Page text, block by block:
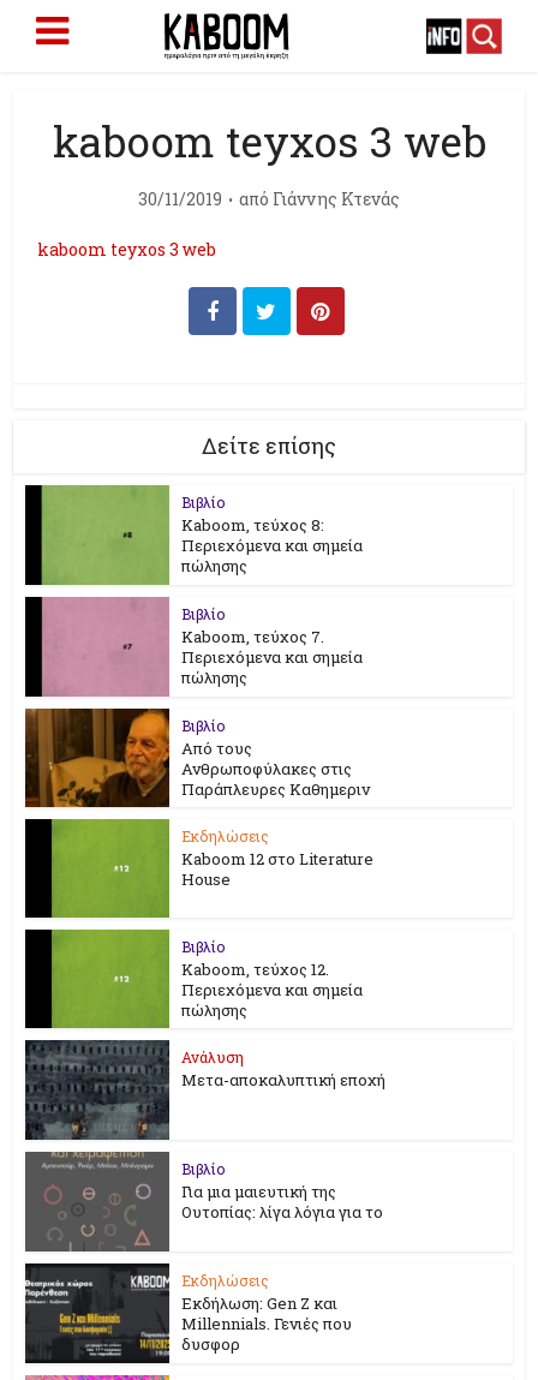
kaboom teyxos 3 web
30/11/2019 από Γιάννης Κτενάς
kaboom teyxos 3 web
Δείτε επίσης
Βιβλίο
Kaboom, τεύχος 8:
Περιεχόμενα και σημεία
πώλησης
Βιβλίο
Kaboom, τεύχος 7.
Περιεχόμενα και σημεία
πώλησης
Βιβλίο
Από τους
Ανθρωποφύλακες στις
Παράπλευρες Καθημεριν
Εκδηλώσεις
Kaboom 12 στο Literature
House
Βιβλίο
Kaboom, τεύχος 12.
Περιεχόμενα και σημεία
πώλησης
Ανάλυση
Μετα-αποκαλυπτική εποχή
Βιβλίο
Για μια μαιευτική της
Ουτοπίας: λίγα λόγια για το
Εκδηλώσεις
Εκδήλωση: Gen Z και
Millennials. Γενιές που
δυσφορ